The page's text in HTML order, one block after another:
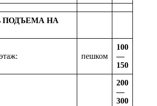
ПОДЪЕМА НА
пешком
100
—
150
200
—
300